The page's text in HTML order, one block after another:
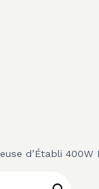
d’Établi 400W